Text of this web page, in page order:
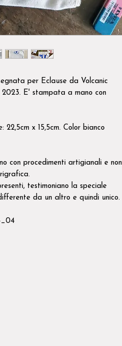
per Eclause da Volcanic
E' stampata a mano con
22,5cm x 15,5cm. Color bianco
con procedimenti artigianali e non
testimoniano la speciale
da un altro e quindi unico.